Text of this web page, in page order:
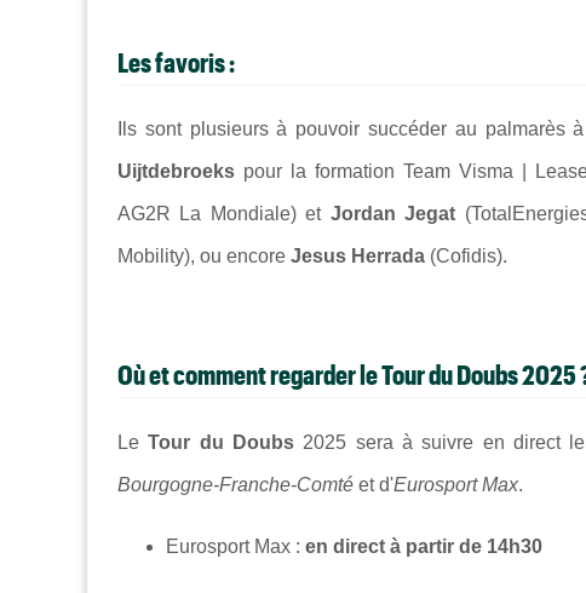
Les favoris :
Ils sont plusieurs à pouvoir succéder au palmarès à
Uijtdebroeks pour la formation Team Visma |
AG2R La Mondiale) et Jordan Jegat
Mobility), ou encore Jesus Herrada (Cofidis).
Où et comment regarder le Tour du Doubs2025
LeTour du Doubs2025 sera à suivre en direct
Bourgogne-Franche-Comté etd'Eurosport Max.
Eurosport Max : en direct à partir de 14h30